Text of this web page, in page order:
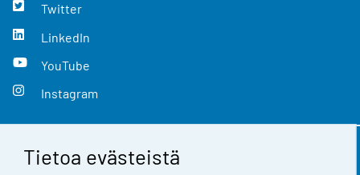
Tietoa evästeistä
Twitter
LinkedIn
YouTube
Instagram
Yhteystiedot